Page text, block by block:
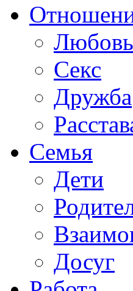
Любовь
Секс
Дружба
Семья
Дети
Досуг